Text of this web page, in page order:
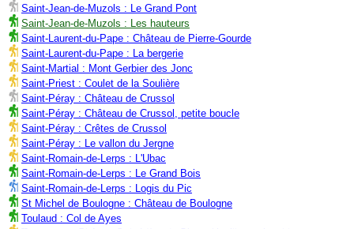
Saint-Jean-de-Muzols : Le Grand Pont
Saint-Jean-de-Muzols : Les hauteurs
Saint-Laurent-du-Pape : Château de Pierre-Gourde
Saint-Laurent-du-Pape : La bergerie
Saint-Martial : Mont Gerbier des Jonc
Saint-Priest : Coulet de la Soulière
Saint-Péray : Château de Crussol
Saint-Péray : Château de Crussol, petite boucle
Saint-Péray : Crêtes de Crussol
Saint-Péray : Le vallon du Jergne
Saint-Romain-de-Lerps : L'Ubac
Saint-Romain-de-Lerps : Le Grand Bois
Saint-Romain-de-Lerps : Logis du Pic
St Michel de Boulogne : Château de Boulogne
Toulaud : Col de Ayes